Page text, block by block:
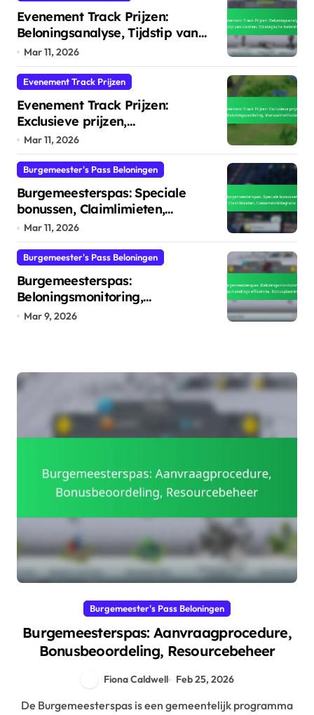
Evenement Track Prijzen:
Beloningsanalyse, Tijdstip van
claimen, Strategische beloningen
Mar 11, 2026
Evenement Track Prijzen
Evenement Track Prijzen:
Exclusieve prijzen,
Beloningsverdeling,
Inwisselmethode
Mar 11, 2026
Burgemeester's Pass Beloningen
Burgemeesterspas: Speciale
bonussen, Claimlimieten,
Evenementintegratie
Mar 11, 2026
Burgemeester's Pass Beloningen
Burgemeesterspas:
Beloningsmonitoring,
Inschakelings efficiëntie,
Mar 9, 2026
Burgemeester's Pass Beloningen
Burgemeesterspas: Aanvraagprocedure,
Bonusbeoordeling, Resourcebeheer
Fiona Caldwell Feb 25, 2026
De Burgemeesterspas is een gemeentelijk programma